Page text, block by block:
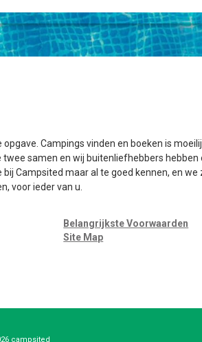
opgave. Campings vinden en boeken is
samen en wij buitenliefhebbers hebben
Campsited maar al te goed kennen, en we
voor ieder van u.
Belangrijkste Voorwaarden
Site Map
campsited